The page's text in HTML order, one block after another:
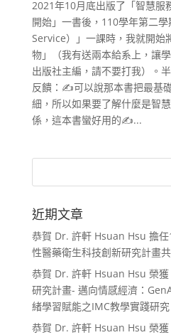
2021年10月底出版了「智慧服
開始」一書後，110學年第二
Service）」一課時，我就開始
物」（我有送兩本給系上，讓
出版社主編，請不要打我）。
反饋：✍可以說那本書把最基
細，所以如果要了解什麼是智
係，這本書蠻好用的✍...
近期文章
恭賀 Dr. 許軒 Hsuan Hsu 擔
性醫藥衛生科技創新研究計畫
恭賀 Dr. 許軒 Hsuan Hsu 榮
研究計畫- 邁向情感經濟：
緒學習賦能之IMC教學實踐研究
恭賀 Dr. 許軒 Hsuan Hsu 榮